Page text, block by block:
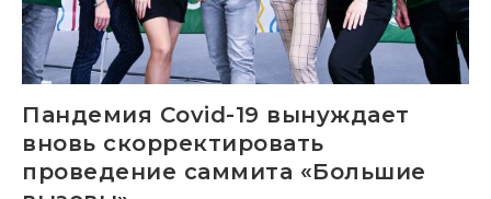
Пандемия Сovid-19 вынуждает
вновь скорректировать
проведение саммита «Большие